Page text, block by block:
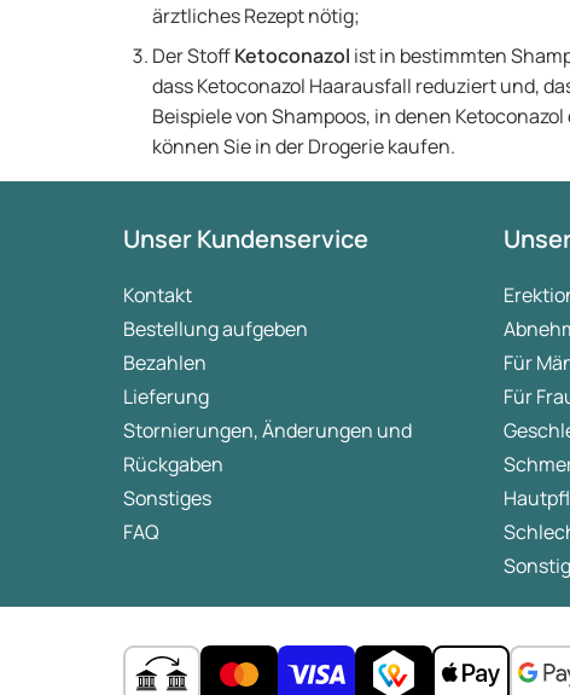
ärztliches Rezept nötig;
Der StoffKetoconazol ist in bestimmten
dass Ketoconazol Haarausfall reduziert und,
Beispiele von Shampoos, in denen
können Sie in der Drogerie kaufen.
Unser Kundenservice
Kontakt
Bestellung aufgeben
Bezahlen
Lieferung
Stornierungen, Änderungen und
Rückgaben
Sonstiges
FAQ
Für
Für